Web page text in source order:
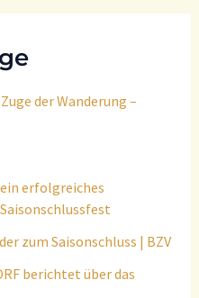
der Wanderung –
erfolgreiches
zum Saisonschluss | BZV
berichtet über das